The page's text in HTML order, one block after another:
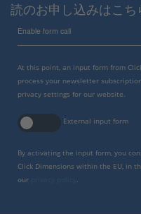
読のお申し込みはこち
Enable form call
At this point, an input form from
process your newsletter
privacy settings for our website.
External input form
By activating the input form, you
Click Dimensions within the EU, in
our